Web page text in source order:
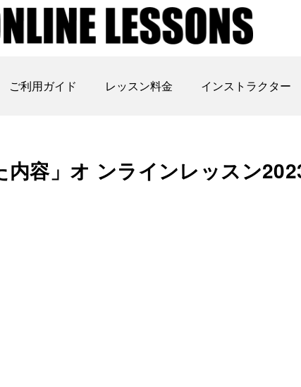
ご利用ガイド レッスン料金 インストラクター
内容」オ ンラインレッスン